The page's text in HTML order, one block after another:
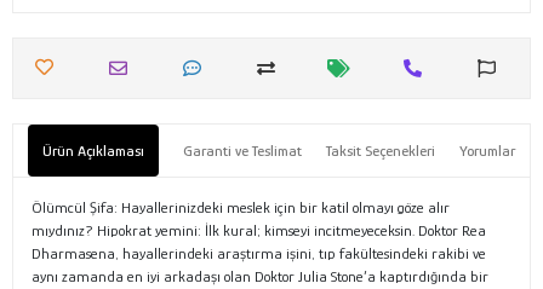
Ürün Açıklaması Garanti ve Teslimat Taksit Seçenekleri Yorumlar
Ölümcül Şifa: Hayallerinizdeki meslek için bir katil olmayı göze alır
mıydınız? Hipokrat yemini: İlk kural; kimseyi incitmeyeceksin. Doktor Rea
Dharmasena, hayallerindeki araştırma işini, tıp fakültesindeki rakibi ve
aynı zamanda en iyi arkadaşı olan Doktor Julia Stone’a kaptırdığında bir